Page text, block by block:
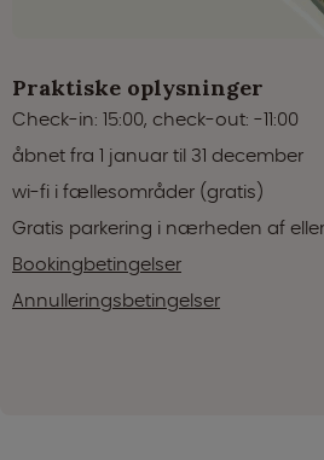
Praktiske oplysninger
Check-in: 15:00, check-out: -11:00
åbnet fra 1 januar til 31 december
wi-fi i fællesområder (gratis)
Gratis parkering i nærheden af
Bookingbetingelser
Annulleringsbetingelser